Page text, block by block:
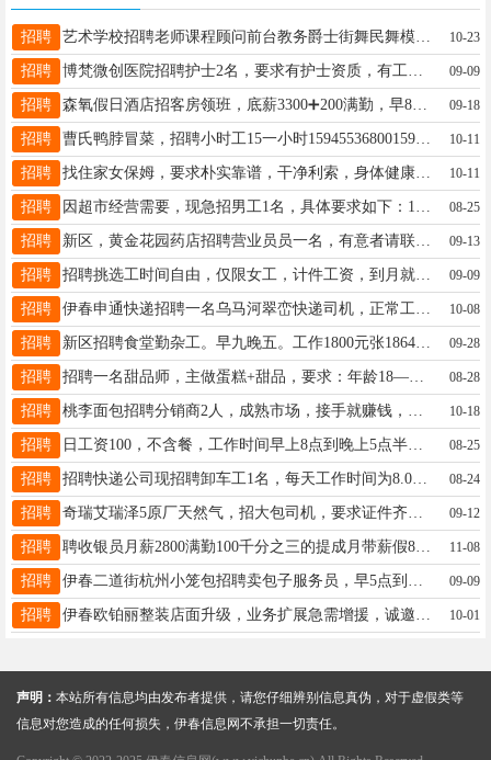
招聘 艺术学校招聘老师课程顾问前台教务爵士街舞民舞模特教师模特助教薪资待遇好工作环境好微信电话同步1580458703618545488177备注：有艺术类课程顾问经验的优先。同时《吸纳优秀合作伙伴入驻》萱18545488177 10-23
招聘 09-09
招聘 森氧假日酒店招客房领班，底薪3300➕200满勤，早8晚5提供3餐月休2天王女士18504582888 09-18
招聘 曹氏鸭脖冒菜，招聘小时工15一小时1594553680015918182880300 10-11
招聘 找住家女保姆，要求朴实靠谱，干净利索，身体健康，有健康证。做两顿饭，陪护半自理老人男，每月3500带薪休息4天。长期。郭先生16604581117 10-11
招聘 08-25
招聘 09-13
招聘 招聘挑选工时间自由，仅限女工，计件工资，到月就开，长期招人，真实有效地址桥北河西杨女士15561915598 09-09
招聘 10-08
招聘 新区招聘食堂勤杂工。早九晚五。工作1800元张18645871112 09-28
招聘 招聘一名甜品师，主做蛋糕+甜品，要求：年龄18——30岁，成手优先，也可学徒工作，招长期，有上进心，有独立制作思维，早8.30——晚6，工资面议，想学的联系杨18204585147 08-28
招聘 10-18
招聘 日工资100，不含餐，工作时间早上8点到晚上5点半，工作地点，二百货附近，老板事少，欢迎一起工作！大学生暑期工优先。不要加微信，请直接打电话。王15145806335 08-25
招聘 招聘快递公司现招聘卸车工1名，每天工作时间为8.00-12.00，另招聘长工4名，底薪+满勤，有意向者电联：18324689991杨助理19815593613 08-24
招聘 09-12
招聘 聘收银员月薪2800满勤100千分之三的提成月带薪假8-10天包吃包住（节假日不休）；年龄18--33岁、有工作经验者优先电话13354538994颜女士18249892521 11-08
招聘 09-09
招聘 10-01
声明： 本站所有信息均由发布者提供，请您仔细辨别信息真伪，对于虚假类等
信息对您造成的任何损失，伊春信息网不承担一切责任。